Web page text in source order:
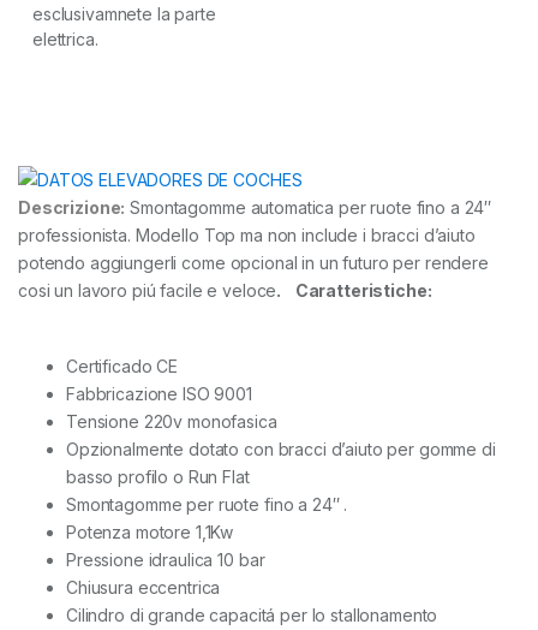
esclusivamnete la parte
elettrica.
Descrizione: Smontagomme automatica per ruote fino a 24″
professionista. Modello Top ma non include i bracci d’aiuto
potendo aggiungerli come opcional in un futuro per rendere
cosi un lavoro piú facile e veloce. Caratteristiche:
Certificado CE
Fabbricazione ISO 9001
Tensione 220v monofasica
Opzionalmente dotato con bracci d’aiuto per gomme di
basso profilo o Run Flat
Smontagomme per ruote fino a 24″ .
Potenza motore 1,1Kw
Pressione idraulica 10 bar
Chiusura eccentrica
Cilindro di grande capacitá per lo stallonamento